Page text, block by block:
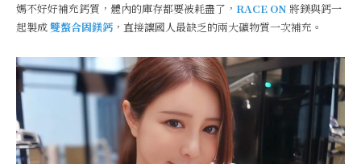
媽不好好補充鈣質，體內的庫存都要被耗盡了， RACE ON 將鎂與鈣一
起製成雙螯合固鎂鈣 ，直接讓國人最缺乏的兩大礦物質一次補充。